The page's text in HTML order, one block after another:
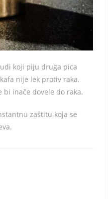
koji piju druga pica
nije lek protiv raka.
bi inače dovele do raka.
zaštitu koja se